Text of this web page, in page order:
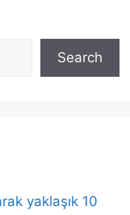
Search
yaklaşık 10